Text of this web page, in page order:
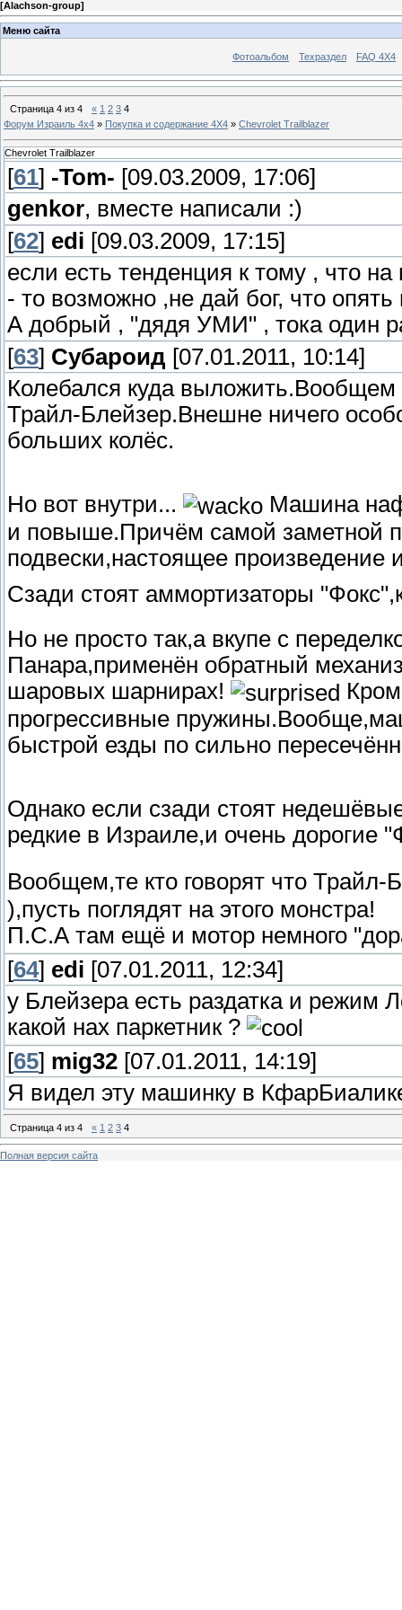
[Alachson-group]
Меню сайта
Фотоальбом Техраздел FAQ 4X4
Страница 4 из 4 « 1 2 3 4
Форум Израиль 4х4 » Покупка и содержание 4Х4 » Chevrolet Trailblazer
Chevrolet Trailblazer
[61] -Tom- [09.03.2009, 17:06]
genkor, вместе написали :)
[62] edi [09.03.2009, 17:15]
если есть тенденция к тому , что
- то возможно ,не дай бог, что опять
А добрый , "дядя УМИ" , тока один
[63] Субароид [07.01.2011, 10:14]
Колебался куда выложить.Вообщем
Трайл-Блейзер.Внешне ничего
больших колёс.
Но вот внутри...
Машина
и повыше.Причём самой заметной
подвески,настоящее произведение
Сзади стоят аммортизаторы
Но не просто так,а вкупе с
Панара,применён обратный
шаровых шарнирах!
прогрессивные
быстрой езды по сильно
Однако если сзади стоят
редкие в Израиле,и очень дорогие
Вообщем,те кто говорят что
),пусть поглядят на этого монстра!
П.С.А там ещё и мотор немного
[64] edi [07.01.2011, 12:34]
у Блейзера есть раздатка и режим
какой нах паркетник ?
[65] mig32 [07.01.2011, 14:19]
Я видел эту машинку в
Страница 4 из 4 « 1 2 3 4
Полная версия сайта